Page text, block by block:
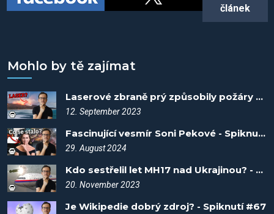
článek
Mohlo by tě zajímat
Laserové zbraně prý způsobily požáry na Havaji - Spiknutí #7
12. September 2023
Fascinující vesmír Soni Pekové - Spiknutí #102
29. August 2024
Kdo sestřelil let MH17 nad Ukrajinou? - Spiknutí #56
20. November 2023
Je Wikipedie dobrý zdroj? - Spiknutí #67